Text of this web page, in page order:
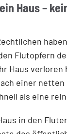
Haus –
Flutopfern
Haus verloren
einer netten
als eine
in den